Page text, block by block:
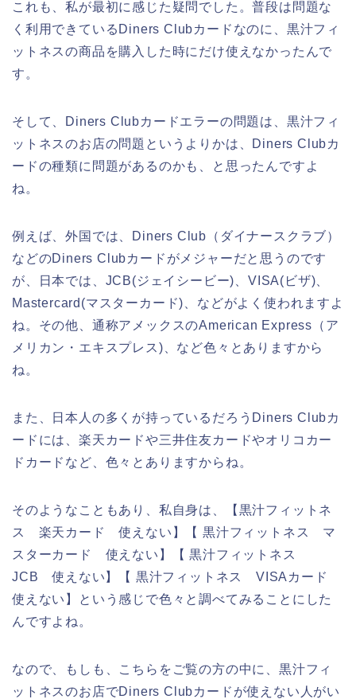
これも、私が最初に感じた疑問でした。普段は問題な
く利用できているDiners Clubカードなのに、黒汁フィ
ットネスの商品を購入した時にだけ使えなかったんで
す。
そして、Diners Clubカードエラーの問題は、黒汁フィ
ットネスのお店の問題というよりかは、Diners Clubカ
ードの種類に問題があるのかも、と思ったんですよ
ね。
例えば、外国では、Diners Club（ダイナースクラブ）
などのDiners Clubカードがメジャーだと思うのです
が、日本では、JCB(ジェイシービー)、VISA(ビザ)、
Mastercard(マスターカード)、などがよく使われますよ
ね。その他、通称アメックスのAmerican Express（ア
メリカン・エキスプレス)、など色々とありますから
ね。
また、日本人の多くが持っているだろうDiners Clubカ
ードには、楽天カードや三井住友カードやオリコカー
ドカードなど、色々とありますからね。
そのようなこともあり、私自身は、【黒汁フィットネ
ス 楽天カード 使えない】【 黒汁フィットネス マ
スターカード 使えない】【 黒汁フィットネス
JCB 使えない】【 黒汁フィットネス VISAカード
使えない】という感じで色々と調べてみることにした
んですよね。
なので、もしも、こちらをご覧の方の中に、黒汁フィ
ットネスのお店でDiners Clubカードが使えない人がい